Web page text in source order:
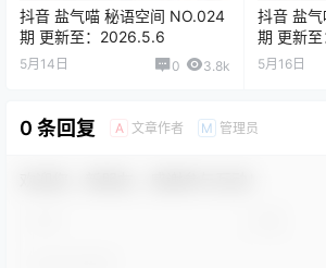
抖音 盐气喵 秘语空间 NO.024
期 更新至：2026.5.6
5月14日 0 3.8k
抖音 盐
期 更新
5月16日
0 条回复 A 文章作者 M 管理员